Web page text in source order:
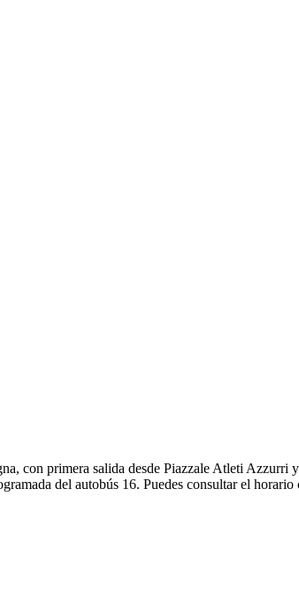
con primera salida desde Piazzale Atleti Azzurri
del autobús 16. Puedes consultar el